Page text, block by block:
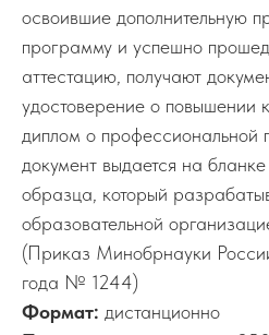
освоившие дополнительную
программу и успешно
аттестацию, получают
удостоверение о повышении
диплом о профессиональной
документ выдается на
образца, который
образовательной
(Приказ Минобрнауки
года № 1244)
Формат: дистанционно